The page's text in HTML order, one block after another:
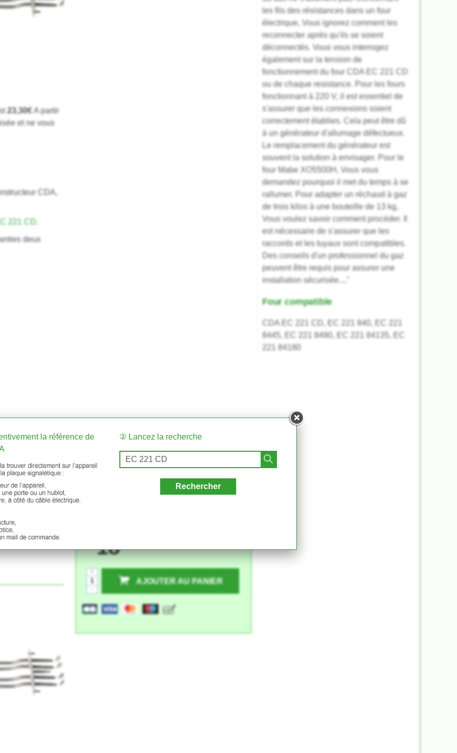
les fils des résistances dans un four
électrique, Vous ignorez comment les
reconnecter après qu'ils se soient
déconnectés. Vous vous interrogez
également sur la tension de
fonctionnement du four CDA EC 221 CD
ou de chaque resistance. Pour les fours
fonctionnant à 220 V, il est essentiel de
s'assurer que les connexions soient
correctement établies. Cela peut être dû
à un générateur d'allumage défectueux.
Le remplacement du générateur est
souvent la solution à envisager. Pour le
four Mabe XO5500H, Vous vous
demandez pourquoi il met du temps à se
rallumer. Pour adapter un réchaud à gaz
de trois kilos à une bouteille de 13 kg,
Vous voulez savoir comment procéder. Il
est nécessaire de s'assurer que les
raccords et les tuyaux sont compatibles.
Des conseils d'un professionnel du gaz
peuvent être requis pour assurer une
installation sécurisée...."
Four compatible
CDA EC 221 CD, EC 221 840, EC 221
8445, EC 221 8490, EC 221 84135, EC
221 84180
23,30€ A partir
et ne vous
CDA,
221 CD
deux
EC 221
18
AJOUTER AU PANIER
+
la référence de
② Lancez la recherche
Rechercher